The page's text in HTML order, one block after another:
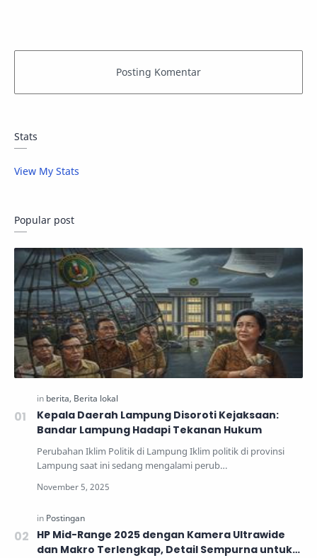
Stats
View My Stats
Popular post
Kepala Daerah Lampung Disoroti Kejaksaan:
Bandar Lampung Hadapi Tekanan Hukum
Perubahan Iklim Politik di Lampung Iklim politik di provinsi
Lampung saat ini sedang mengalami perub…
HP Mid-Range 2025 dengan Kamera Ultrawide
dan Makro Terlengkap, Detail Sempurna untuk